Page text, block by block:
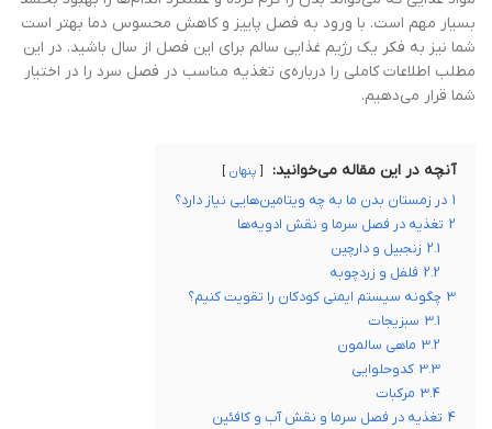
بسیار مهم است. با ورود به فصل پاییز و کاهش محسوس دما بهتر است
شما نیز به فکر یک رژیم غذایی سالم برای این فصل از سال باشید. در این
مطلب اطلاعات کاملی را درباره‌ی تغذیه مناسب در فصل سرد را در اختیار
شما قرار می‌دهیم.
آنچه در این مقاله می‌خوانید: پنهان
1 در زمستان بدن ما به چه ویتامین‌هایی نیاز دارد؟
2 تغذیه در فصل سرما و نقش ادویه‌ها
2.1 زنجبیل و دارچین
2.2 فلفل و زردچوبه
3 چگونه سیستم ایمنی کودکان را تقویت کنیم؟
3.1 سبزیجات
3.2 ماهی سالمون
3.3 کدوحلوایی
3.4 مرکبات
4 تغذیه در فصل سرما و نقش آب و کافئین